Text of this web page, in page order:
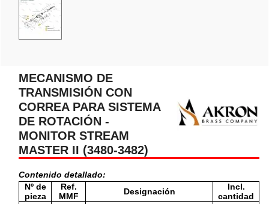
MECANISMO DE
TRANSMISIÓN CON
CORREA PARA SISTEMA
DE ROTACIÓN -
MONITOR STREAM
MASTER II (3480-3482)
Contenido detallado:
Nº de
pieza
Ref.
MMF
Designación
Incl.
cantidad